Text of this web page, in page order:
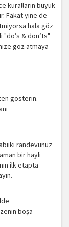
kuralların büyük
Fakat yine de
hala göz
"do’s & don’ts"
göz atmaya
gösterin.
randevunuz
bir hayli
ilk etapta
boşa